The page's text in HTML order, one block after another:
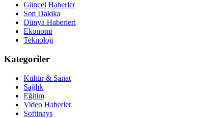
Güncel Haberler
Son Dakika
Dünya Haberleri
Ekonomi
Teknoloji
Kategoriler
Kültür & Sanat
Sağlık
Eğitim
Video Haberler
Softinays